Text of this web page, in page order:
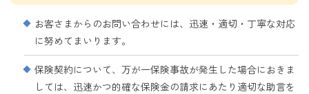
お客さまからのお問い合わせには、迅速・適切・丁寧な対応
に努めてまいります。
保険契約について、万が一保険事故が発生した場合におきま
しては、迅速かつ的確な保険金の請求にあたり適切な助言を